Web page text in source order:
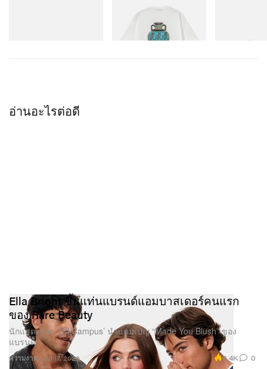
อ่านอะไรต่อดี
ความงาม
Ella Bright ขึ้นแท่นแบรนด์แอมบาสเดอร์คนแรก
ของ Rare Beauty
นักแสดงจาก ‘Off Campus’ นำแคมเปญ “Made You Blush” ของ
แบรนด์
Jul 17, 2026 6.4K 0